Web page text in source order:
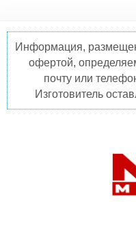
Информация,
офертой,
почту или
Изготовитель